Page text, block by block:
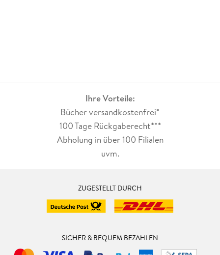
Ihre Vorteile:
Bücher versandkostenfrei*
100 Tage Rückgaberecht***
Abholung in über 100 Filialen
uvm.
ZUGESTELLT DURCH
SICHER & BEQUEM BEZAHLEN